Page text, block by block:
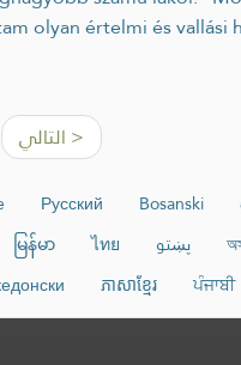
olyan értelmi és
التالي >
Русский Bosanski
မြန်မာ ไทย پښتو
ភាសាខ្មែរ ਪੰਜਾਬੀ